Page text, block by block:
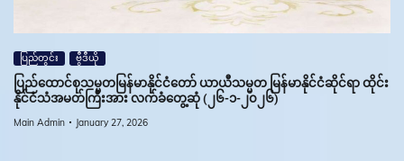
ပြည်တွင်း ဗွီဒီယို
ပြည်ထောင်စုသမ္မတမြန်မာနိုင်ငံတော် ယာယီသမ္မတ မြန်မာနိုင်ငံဆိုင်ရာ ထိုင်း
နိုင်ငံသံအမတ်ကြီးအား လက်ခံတွေ့ဆုံ (၂၆-၁-၂၀၂၆)
Main Admin January 27, 2026